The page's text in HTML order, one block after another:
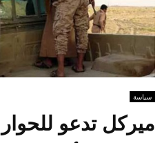
سياسة
ميركل تدعو